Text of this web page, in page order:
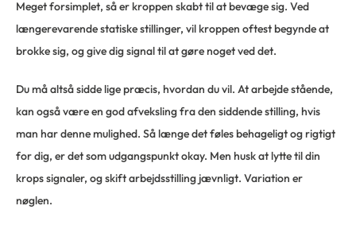
Meget forsimplet, så er kroppen skabt til at bevæge sig. Ved
længerevarende statiske stillinger, vil kroppen oftest begynde at
brokke sig, og give dig signal til at gøre noget ved det.
Du må altså sidde lige præcis, hvordan du vil. At arbejde stående,
kan også være en god afveksling fra den siddende stilling, hvis
man har denne mulighed. Så længe det føles behageligt og rigtigt
for dig, er det som udgangspunkt okay. Men husk at lytte til din
krops signaler, og skift arbejdsstilling jævnligt. Variation er
nøglen.